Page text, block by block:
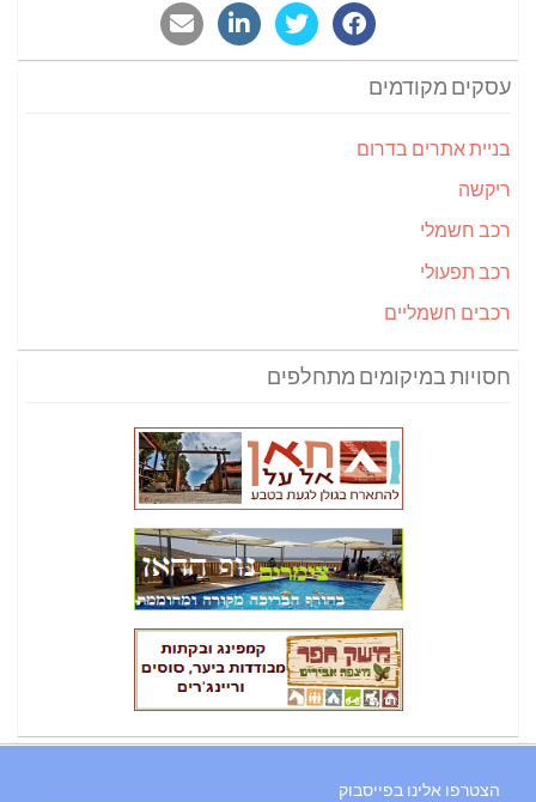
עסקים מקודמים
בניית אתרים בדרום
ריקשה
רכב חשמלי
רכב תפעולי
רכבים חשמליים
חסויות במיקומים מתחלפים
הצטרפו אלינו בפייסבוק